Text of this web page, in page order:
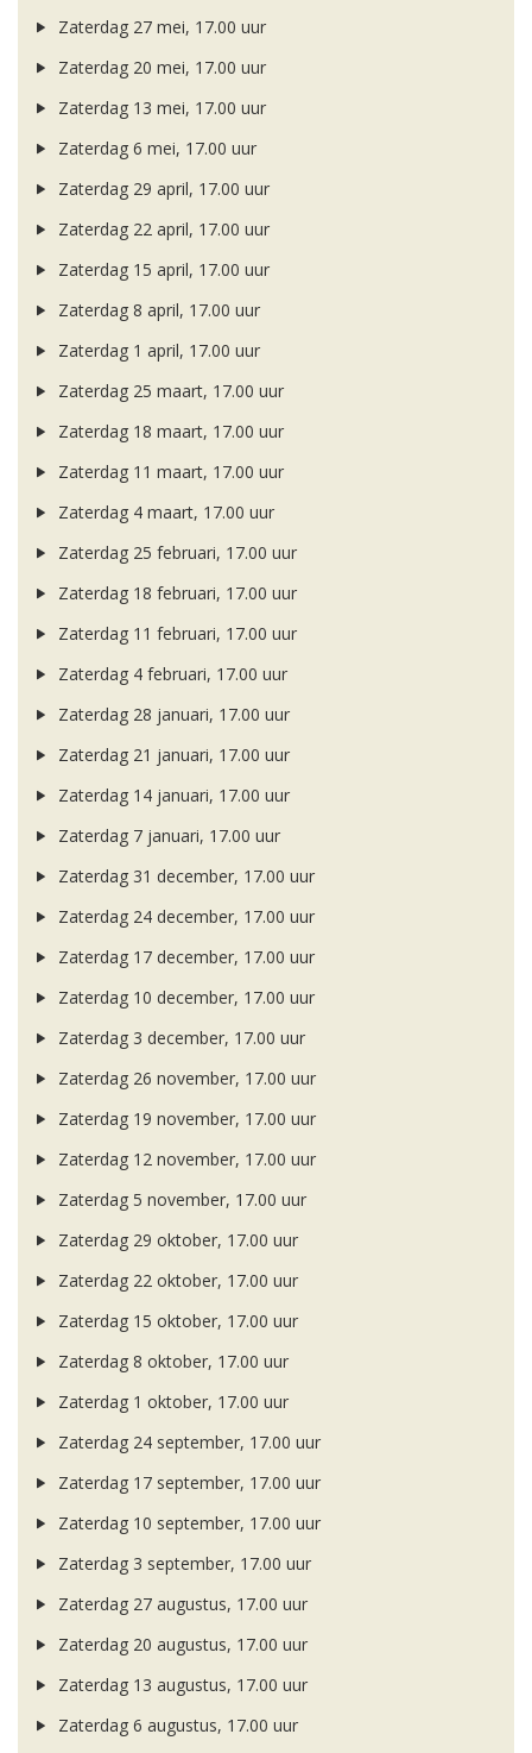
Zaterdag 27 mei, 17.00 uur
Zaterdag 20 mei, 17.00 uur
Zaterdag 13 mei, 17.00 uur
Zaterdag 6 mei, 17.00 uur
Zaterdag 29 april, 17.00 uur
Zaterdag 22 april, 17.00 uur
Zaterdag 15 april, 17.00 uur
Zaterdag 8 april, 17.00 uur
Zaterdag 1 april, 17.00 uur
Zaterdag 25 maart, 17.00 uur
Zaterdag 18 maart, 17.00 uur
Zaterdag 11 maart, 17.00 uur
Zaterdag 4 maart, 17.00 uur
Zaterdag 25 februari, 17.00 uur
Zaterdag 18 februari, 17.00 uur
Zaterdag 11 februari, 17.00 uur
Zaterdag 4 februari, 17.00 uur
Zaterdag 28 januari, 17.00 uur
Zaterdag 21 januari, 17.00 uur
Zaterdag 14 januari, 17.00 uur
Zaterdag 7 januari, 17.00 uur
Zaterdag 31 december, 17.00 uur
Zaterdag 24 december, 17.00 uur
Zaterdag 17 december, 17.00 uur
Zaterdag 10 december, 17.00 uur
Zaterdag 3 december, 17.00 uur
Zaterdag 26 november, 17.00 uur
Zaterdag 19 november, 17.00 uur
Zaterdag 12 november, 17.00 uur
Zaterdag 5 november, 17.00 uur
Zaterdag 29 oktober, 17.00 uur
Zaterdag 22 oktober, 17.00 uur
Zaterdag 15 oktober, 17.00 uur
Zaterdag 8 oktober, 17.00 uur
Zaterdag 1 oktober, 17.00 uur
Zaterdag 24 september, 17.00 uur
Zaterdag 17 september, 17.00 uur
Zaterdag 10 september, 17.00 uur
Zaterdag 3 september, 17.00 uur
Zaterdag 27 augustus, 17.00 uur
Zaterdag 20 augustus, 17.00 uur
Zaterdag 13 augustus, 17.00 uur
Zaterdag 6 augustus, 17.00 uur